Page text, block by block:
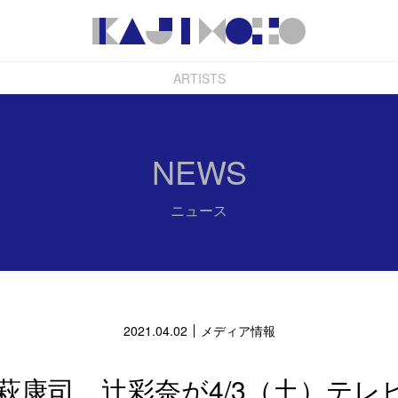
ARTISTS
NEWS
ニュース
2021.04.02 メディア情報
康司、辻彩奈が4/3（土）テレ